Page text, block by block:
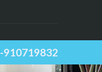
910719832